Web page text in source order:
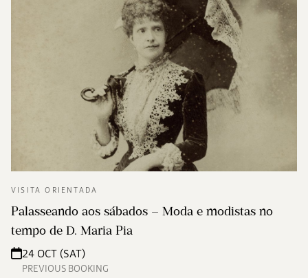
VISITA ORIENTADA
Palasseando aos sábados – Moda e modistas no
tempo de D. Maria Pia
24 OCT (SAT)
PREVIOUS BOOKING